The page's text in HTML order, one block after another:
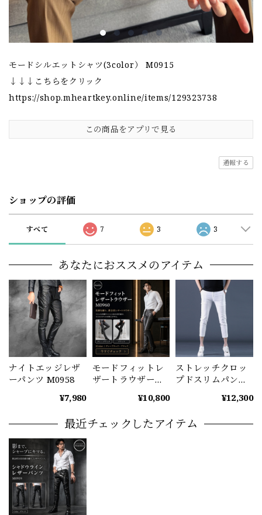
モードシルエットシャツ(3color） M0915
↓↓↓こちらをクリック
https://shop.mheartkey.online/items/129323738
この商品をアプリで見る
通報する
ショップの評価
すべて 7 3 3
あなたにおススメのアイテム
ナイトエッジレザ
ーパンツ M0958
¥7,980
モードフィットレ
ザートラウザー
¥10,800
ストレッチクロッ
プドスリムパンツ
イト M1044¥12,300
最近チェックしたアイテム